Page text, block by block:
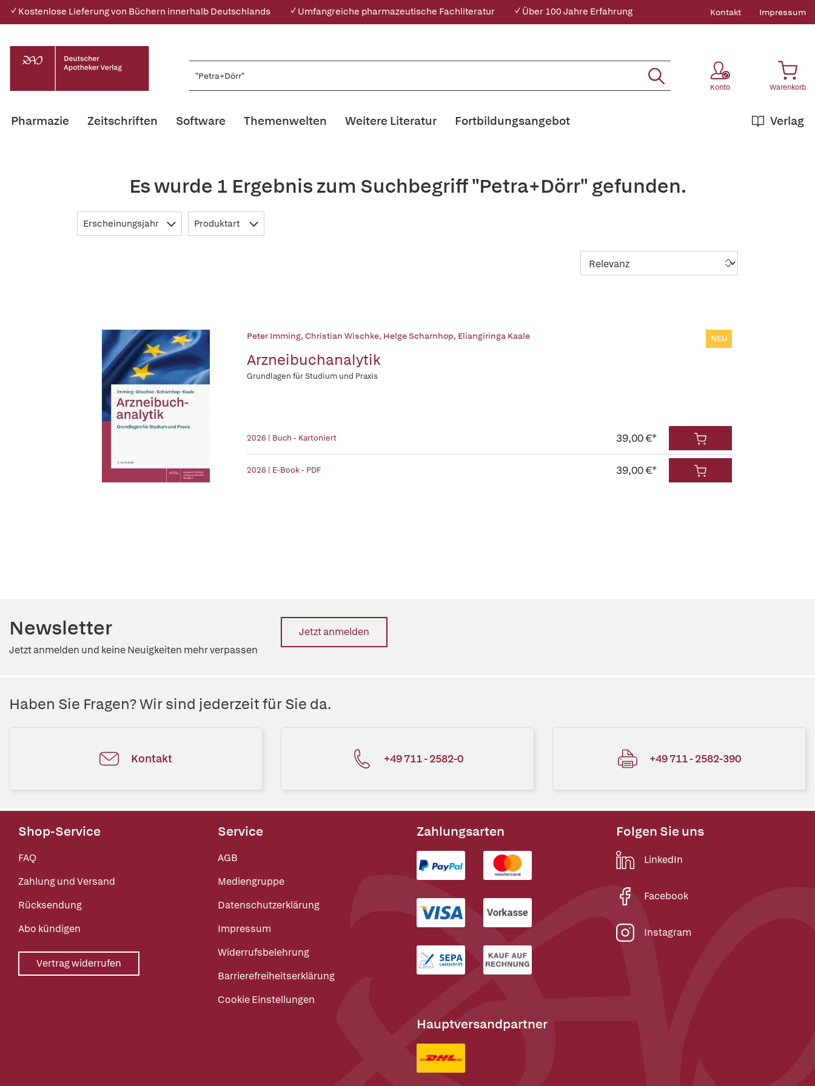
✓ Kostenlose Lieferung von Büchern innerhalb Deutschlands ✓ Umfangreiche pharmazeutische Fachliteratur ✓ Über 100 Jahre Erfahrung Kontakt Impressum
Konto Warenkorb
Pharmazie Zeitschriften Software Themenwelten Weitere Literatur Verlag
Fortbildungsangebot
Es wurde 1 Ergebnis zum Suchbegriff "Petra+Dörr" gefunden.
Erscheinungsjahr Produktart
Peter Imming, Christian Wischke, Helge Scharnhop, Eliangiringa Kaale
Arzneibuchanalytik
NEU
Grundlagen für Studium und Praxis
2026 | Buch - Kartoniert 39,00 €*
2026 | E-Book - PDF 39,00 €*
Newsletter
Jetzt anmelden und keine Neuigkeiten mehr verpassen
Jetzt anmelden
Haben Sie Fragen? Wir sind jederzeit für Sie da.
Kontakt +49 711 - 2582-0 +49 711 - 2582-390
Shop-Service
FAQ
Zahlung und Versand
Rücksendung
Abo kündigen
Vertrag widerrufen
Service
AGB
Mediengruppe
Datenschutzerklärung
Impressum
Widerrufsbelehrung
Barrierefreiheitserklärung
Cookie Einstellungen
Zahlungsarten
Hauptversandpartner
Folgen Sie uns
LinkedIn
Facebook
Instagram